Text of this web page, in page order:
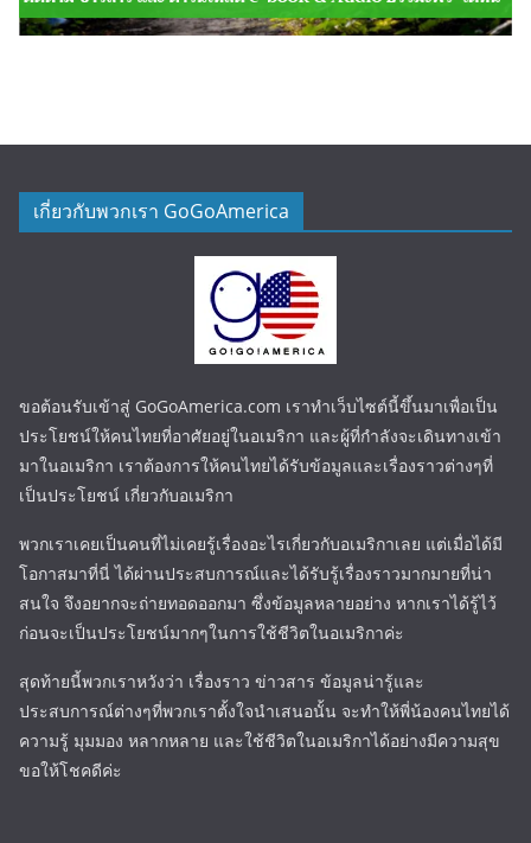
เกี่ยวกับพวกเรา GoGoAmerica
ขอต้อนรับเข้าสู่ GoGoAmerica.com เราทำเว็บไซต์นี้ขึ้นมาเพื่อเป็น
ประโยชน์ให้คนไทยที่อาศัยอยู่ในอเมริกา และผู้ที่กำลังจะเดินทางเข้า
มาในอเมริกา เราต้องการให้คนไทยได้รับข้อมูลและเรื่องราวต่างๆที่
เป็นประโยชน์ เกี่ยวกับอเมริกา
พวกเราเคยเป็นคนที่ไม่เคยรู้เรื่องอะไรเกี่ยวกับอเมริกาเลย แต่เมื่อได้มี
โอกาสมาที่นี่ ได้ผ่านประสบการณ์และได้รับรู้เรื่องราวมากมายที่น่า
สนใจ จึงอยากจะถ่ายทอดออกมา ซึ่งข้อมูลหลายอย่าง หากเราได้รู้ไว้
ก่อนจะเป็นประโยชน์มากๆในการใช้ชีวิตในอเมริกาค่ะ
สุดท้ายนี้พวกเราหวังว่า เรื่องราว ข่าวสาร ข้อมูลน่ารู้และ
ประสบการณ์ต่างๆที่พวกเราตั้งใจนำเสนอนั้น จะทำให้พี่น้องคนไทยได้
ความรู้ มุมมอง หลากหลาย และใช้ชีวิตในอเมริกาได้อย่างมีความสุข
ขอให้โชคดีค่ะ